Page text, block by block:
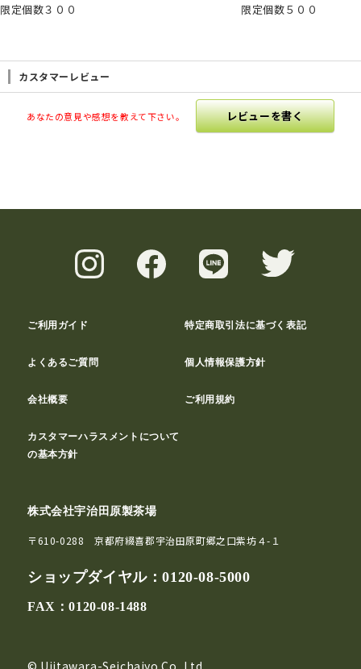
限定個数３００ 限定個数５００
カスタマーレビュー
あなたの意見や感想を教えて下さい。 レビューを書く
ご利用ガイド 特定商取引法に基づく表記
よくあるご質問 個人情報保護方針
会社概要 ご利用規約
カスタマーハラスメントについて
の基本方針
株式会社宇治田原製茶場
〒610-0288 京都府綴喜郡宇治田原町郷之口紫坊４-１
ショップダイヤル：0120-08-5000
FAX：0120-08-1488
© Ujitawara-Seichajyo Co.,Ltd.